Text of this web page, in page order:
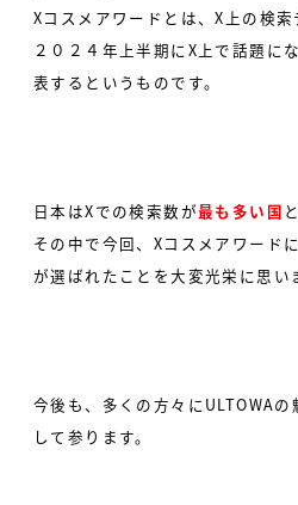
Xコスメアワードとは、X上の検
２０２４年上半期にX上で話題に
表するというものです。
日本はXでの検索数が最も多い国
その中で今回、Xコスメアワード
が選ばれたことを大変光栄に思い
今後も、多くの方々にULTOWA
して参ります。